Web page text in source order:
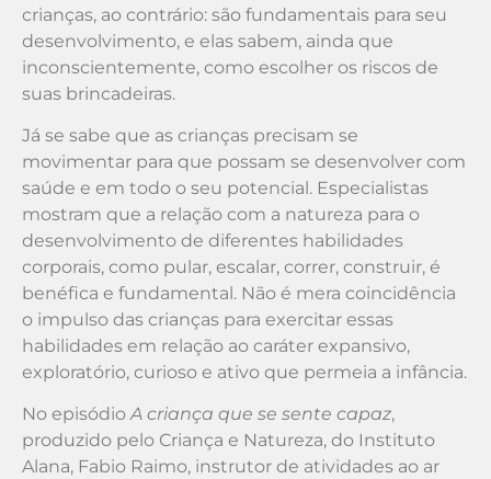
crianças, ao contrário: são fundamentais para seu
desenvolvimento, e elas sabem, ainda que
inconscientemente, como escolher os riscos de
suas brincadeiras.
Já se sabe que as crianças precisam se
movimentar para que possam se desenvolver com
saúde e em todo o seu potencial. Especialistas
mostram que a relação com a natureza para o
desenvolvimento de diferentes habilidades
corporais, como pular, escalar, correr, construir, é
benéfica e fundamental. Não é mera coincidência
o impulso das crianças para exercitar essas
habilidades em relação ao caráter expansivo,
exploratório, curioso e ativo que permeia a infância.
No episódioA criança que se sente capaz,
produzido pelo Criança e Natureza, do Instituto
Alana, Fabio Raimo, instrutor de atividades ao ar